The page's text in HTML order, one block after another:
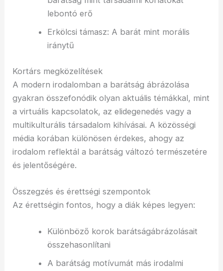
lebontó erő
Erkölcsi támasz: A barát mint morális
iránytű
Kortárs megközelítések
A modern irodalomban a barátság ábrázolása
gyakran összefonódik olyan aktuális témákkal, mint
a virtuális kapcsolatok, az elidegenedés vagy a
multikulturális társadalom kihívásai. A közösségi
média korában különösen érdekes, ahogy az
irodalom reflektál a barátság változó természetére
és jelentőségére.
Összegzés és érettségi szempontok
Az érettségin fontos, hogy a diák képes legyen:
Különböző korok barátságábrázolásait
összehasonlítani
A barátság motívumát más irodalmi